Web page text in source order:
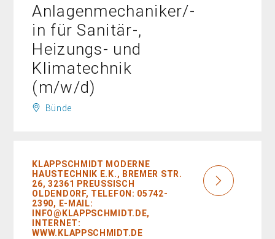
Anlagenmechaniker/-
in für Sanitär-,
Heizungs- und
Klimatechnik
(m/w/d)
Bünde
KLAPPSCHMIDT MODERNE
HAUSTECHNIK E.K., BREMER STR.
26, 32361 PREUSSISCH O
LDENDORF, TELEFON: 05742-2
390, E-MAIL: I
NFO@KLAPPSCHMIDT.DE, I
NTERNET: W
WW.KLAPPSCHMIDT.DE